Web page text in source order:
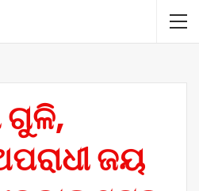
ଗୁଳି,
ଜୟ